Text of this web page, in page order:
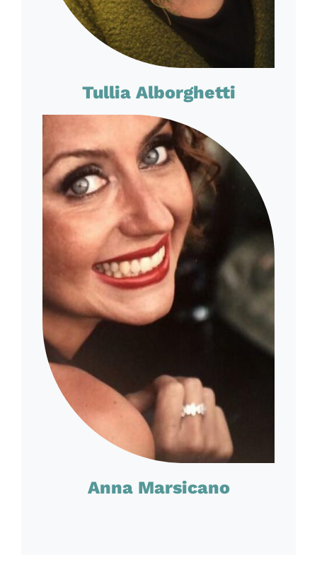
Tullia Alborghetti
Anna Marsicano